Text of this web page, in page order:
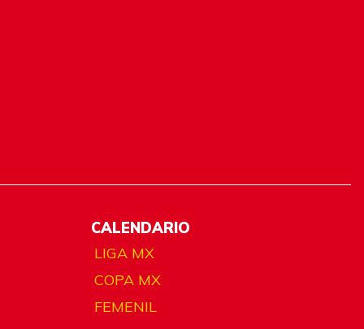
CALENDARIO
LIGA MX
COPA MX
FEMENIL